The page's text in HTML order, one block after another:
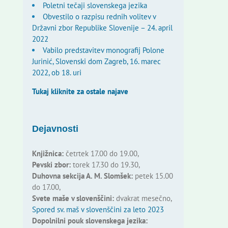
Poletni tečaji slovenskega jezika
Obvestilo o razpisu rednih volitev v
Državni zbor Republike Slovenije – 24. april
2022
Vabilo predstavitev monografij Polone
Jurinić, Slovenski dom Zagreb, 16. marec
2022, ob 18. uri
Tukaj kliknite za ostale najave
Dejavnosti
Knjižnica:četrtek 17.00 do 19.00,
Pevski zbor:torek 17.30 do 19.30,
Duhovna sekcija A. M. Slomšek:petek 15.00
do 17.00,
Svete maše v slovenščini:dvakrat mesečno,
Spored sv. maš v slovenščini za leto 2023
Dopolnilni pouk slovenskega jezika: